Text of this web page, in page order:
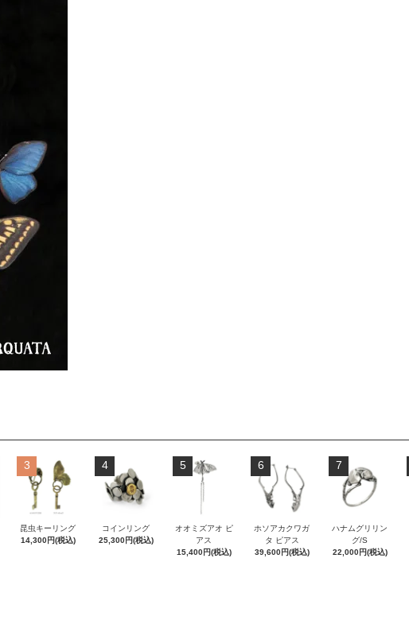
3
昆虫キーリング
14,300円(税込)
4
コインリング
25,300円(税込)
5
オオミズアオ ピ
アス
15,400円(税込)
6
ホソアカクワガ
タ ピアス
39,600円(税込)
7
ハナムグリリン
グ/S
22,000円(税込)